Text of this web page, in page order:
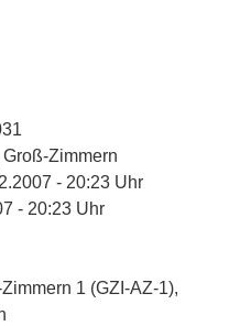
Zimmern
- 20:23 Uhr
- 20:23 Uhr
1 (GZI-AZ-1),